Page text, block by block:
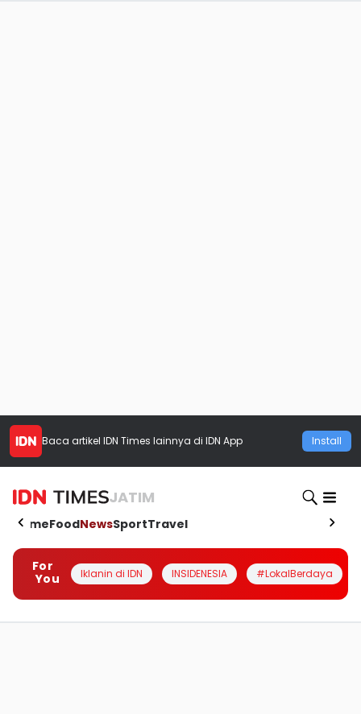
Baca artikel IDN Times lainnya di IDN App Install
JATIM
HomeFoodNewsSportTravel
For
You
Iklanin di IDN INSIDENESIA #LokalBerdaya